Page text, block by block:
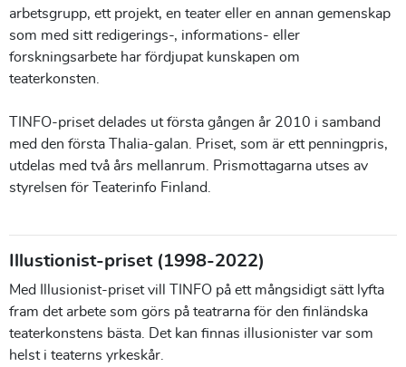
arbetsgrupp, ett projekt, en teater eller en annan gemenskap
som med sitt redigerings-, informations- eller
forskningsarbete har fördjupat kunskapen om
teaterkonsten.
TINFO-priset delades ut första gången år 2010 i samband
med den första Thalia-galan. Priset, som är ett penningpris,
utdelas med två års mellanrum. Prismottagarna utses av
styrelsen för Teaterinfo Finland.
Illustionist-priset (1998-2022)
Med Illusionist-priset vill TINFO på ett mångsidigt sätt lyfta
fram det arbete som görs på teatrarna för den finländska
teaterkonstens bästa. Det kan finnas illusionister var som
helst i teaterns yrkeskår.